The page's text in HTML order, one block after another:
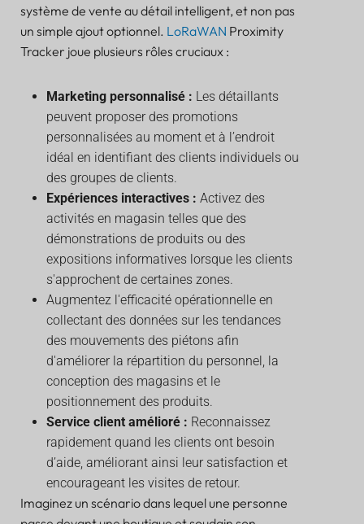
système de vente au détail intelligent, et non pas
un simple ajout optionnel. LoRaWAN Proximity
Tracker joue plusieurs rôles cruciaux :
Marketing personnalisé : Les détaillants
peuvent proposer des promotions
personnalisées au moment et à l’endroit
idéal en identifiant des clients individuels ou
des groupes de clients.
Expériences interactives : Activez des
activités en magasin telles que des
démonstrations de produits ou des
expositions informatives lorsque les clients
s'approchent de certaines zones.
Augmentez l'efficacité opérationnelle en
collectant des données sur les tendances
des mouvements des piétons afin
d'améliorer la répartition du personnel, la
conception des magasins et le
positionnement des produits.
Service client amélioré : Reconnaissez
rapidement quand les clients ont besoin
d’aide, améliorant ainsi leur satisfaction et
encourageant les visites de retour.
Imaginez un scénario dans lequel une personne